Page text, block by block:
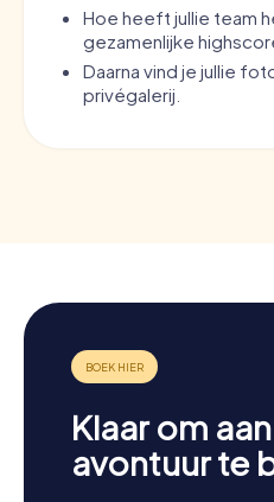
Hoe heeft jullie team
gezamenlijke
Daarna vind je jullie
privégalerij.
Klaar om
avontuur te